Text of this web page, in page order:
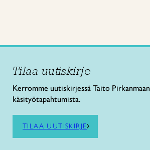
Tilaa uutiskirje
Kerromme uutiskirjessä Taito Pirkanmaan
käsityötapahtumista.
TILAA UUTISKIRJE